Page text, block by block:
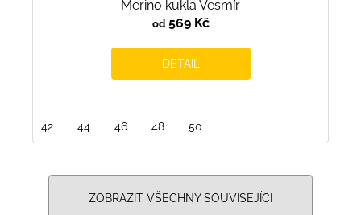
Merino kukla Vesmír
od569 Kč
DETAIL
42 44 46 48 50
ZOBRAZIT VŠECHNY SOUVISEJÍCÍ